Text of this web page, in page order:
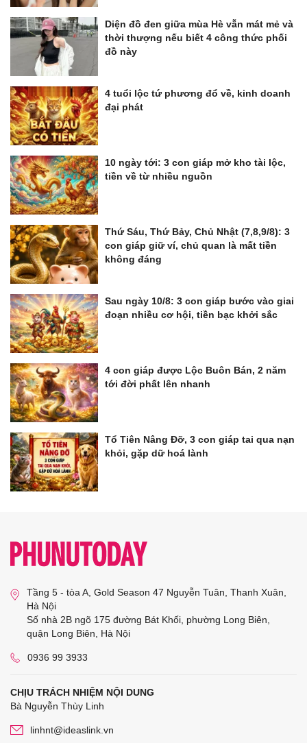
Diện đồ đen giữa mùa Hè vẫn mát mẻ và
thời thượng nếu biết 4 công thức phối
đồ này
4 tuổi lộc tứ phương đổ về, kinh doanh
đại phát
10 ngày tới: 3 con giáp mở kho tài lộc,
tiền về từ nhiều nguồn
Thứ Sáu, Thứ Bảy, Chủ Nhật (7,8,9/8): 3
con giáp giữ ví, chủ quan là mất tiền
không đáng
Sau ngày 10/8: 3 con giáp bước vào giai
đoạn nhiều cơ hội, tiền bạc khởi sắc
4 con giáp được Lộc Buôn Bán, 2 năm
tới đời phất lên nhanh
Tổ Tiên Nâng Đỡ, 3 con giáp tai qua nạn
khỏi, gặp dữ hoá lành
Tầng 5 - tòa A, Gold Season 47 Nguyễn Tuân, Thanh Xuân,
Hà Nội
Số nhà 2B ngõ 175 đường Bát Khối, phường Long Biên,
quận Long Biên, Hà Nội
0936 99 3933
CHỊU TRÁCH NHIỆM NỘI DUNG
Bà Nguyễn Thùy Linh
linhnt@ideaslink.vn